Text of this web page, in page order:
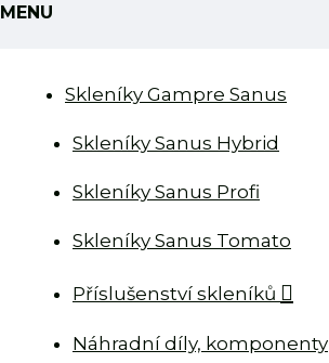
MENU
Skleníky Gampre Sanus
Skleníky Sanus Hybrid
Skleníky Sanus Profi
Skleníky Sanus Tomato
Příslušenství skleníků
Náhradní díly, komponenty